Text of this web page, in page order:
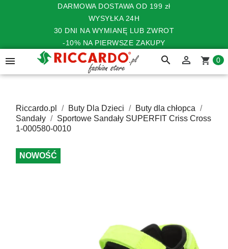
DARMOWA DOSTAWA OD 199 zł
WYSYŁKA 24H
30 DNI NA WYMIANĘ LUB ZWROT
-10% NA PIERWSZE ZAKUPY
 search  shopping_cart 0
Riccardo.pl Buty Dla Dzieci
Buty dla chłopca
Sandały
Sportowe Sandały SUPERFIT Criss Cross
1-000580-0010
NOWOŚĆ